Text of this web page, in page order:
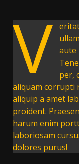
V
aute
per,
aliquam corrupti
aliquip a amet
proident.
harum enim
laboriosam
dolores purus!